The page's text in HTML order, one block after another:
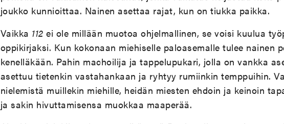
joukko kunnioittaa. Nainen asettaa rajat, kun on tiukka paikka.
Vaikka 112 ei ole millään muotoa ohjelmallinen, se voisi kuulua
oppikirjaksi. Kun kokonaan miehiselle paloasemalle tulee nainen
kenelläkään. Pahin machoilija ja tappelupukari, jolla on vankka
asettuu tietenkin vastahankaan ja ryhtyy rumiinkin temppuihin.
nielemistä muillekin miehille, heidän miesten ehdoin ja keinoin
ja sakin hivuttamisensa muokkaa maaperää.